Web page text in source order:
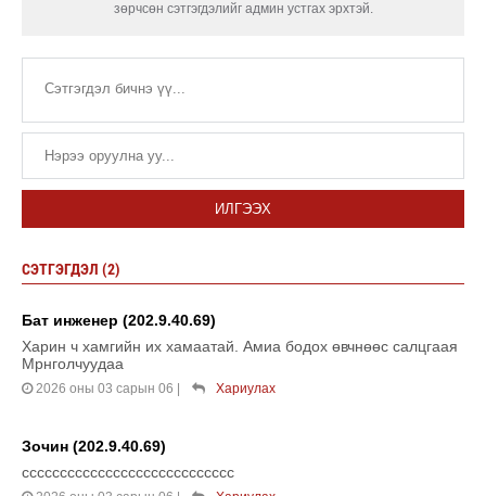
зөрчсөн сэтгэгдэлийг админ устгах эрхтэй.
ИЛГЭЭХ
СЭТГЭГДЭЛ (2)
Бат инженер (202.9.40.69)
Харин ч хамгийн их хамаатай. Амиа бодох өвчнөөс салцгаая
Мрнголчуудаа
2026 оны 03 сарын 06 Хариулах
Зочин (202.9.40.69)
сссссссссссссссссссссссссссс